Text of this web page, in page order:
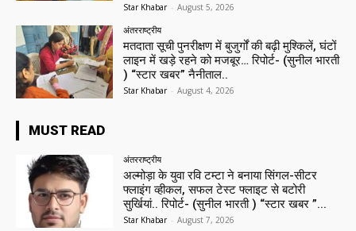
Star Khabar - August 5, 2026
अंतरराष्ट्रीय
मतदाता सूची पुनरीक्षण में बुजुर्गों की बढ़ी मुश्किलें, घंटों
लाइन में खड़े रहने को मजबूर… रिपोर्ट- (सुनील भारती
) “स्टार खबर” नैनीताल..
Star Khabar - August 4, 2026
MUST READ
अंतरराष्ट्रीय
अल्मोड़ा के युवा रवि टम्टा ने बनाया सिंगल-सीटर
फ्लाइंग व्हीकल, सफल टेस्ट फ्लाइट से बटोरी
सुर्खियां.. रिपोर्ट- (सुनील भारती ) “स्टार खबर ”...
Star Khabar - August 7, 2026